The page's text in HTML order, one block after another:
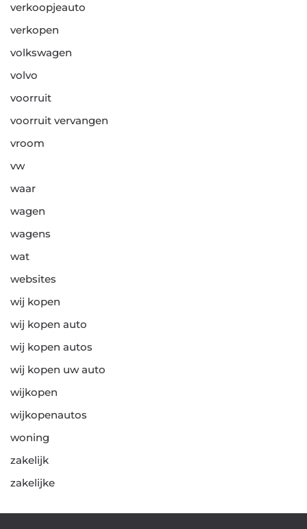
verkoopjeauto
verkopen
volkswagen
volvo
voorruit
voorruit vervangen
vroom
vw
waar
wagen
wagens
wat
websites
wij kopen
wij kopen auto
wij kopen autos
wij kopen uw auto
wijkopen
wijkopenautos
woning
zakelijk
zakelijke